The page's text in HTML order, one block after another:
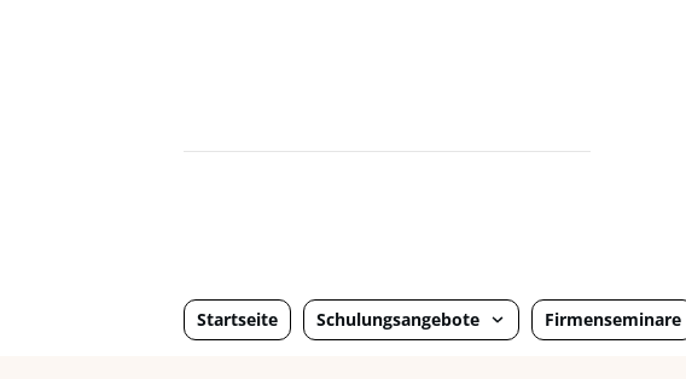
Startseite Schulungsangebote Firmenseminare